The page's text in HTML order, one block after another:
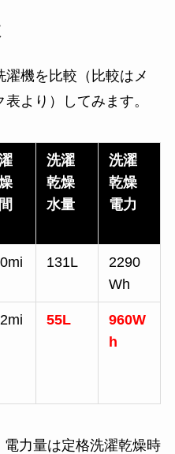
機を比較（比較はメ
より）してみます。
洗濯
乾燥
水量
洗濯
乾燥
電力
131L
2290
Wh
55L
960W
h
力量は定格洗濯乾燥時